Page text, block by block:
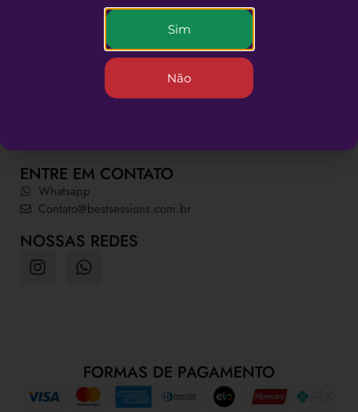
Novas experiências para as suas sessões
INFORMAÇÕES ÚTEIS
ENTRE EM CONTATO
Whatsapp
Contato@bestsessions.com.br
NOSSAS REDES
FORMAS DE PAGAMENTO
Sim
Não